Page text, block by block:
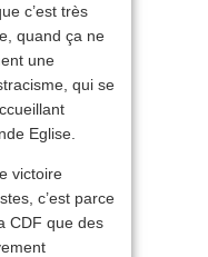
c’est très
quand ça ne
une
qui se
Eglise.
victoire
c’est parce
CDF que des